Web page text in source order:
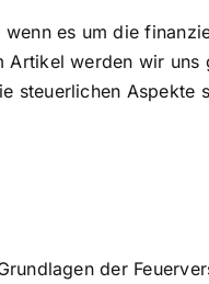
es um die
Artikel werden wir
steuerlichen Aspekte
der